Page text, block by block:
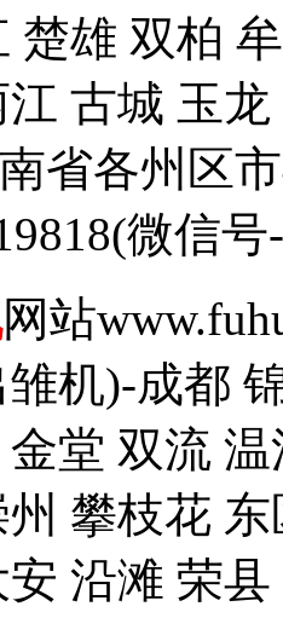
楚雄 双柏
古城 玉
省各州区
微信
网站
机)-成都
堂 双流
攀枝花
沿滩 荣